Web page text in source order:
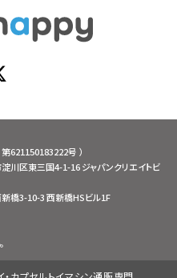
号 ）
区東三国4-1-16 ジャパンクリエイトビ
橋3-10-3 西新橋HSビル1F